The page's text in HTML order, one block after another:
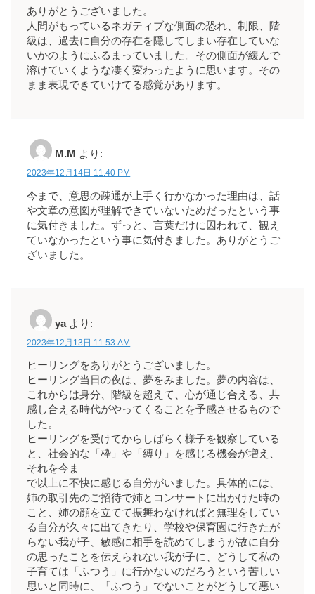
ありがとうございました。
人間がもっているネガティブな側面の恐れ、制限、階
級は、過去に自分の存在を隠してしまい存在していな
いかのようにふるまっていました。その側面が緩んで
溶けていくような凄く変わったように思います。その
まま表現できていけてる感覚があります。
M.M より:
2023年12月14日 11:40 PM
今まで、意思の疎通が上手く行かなかった理由は、話
や文章の意図が理解できていないためだったという事
に気付きました。ずっと、言葉だけに囚われて、観え
ていなかったという事に気付きました。ありがとうご
ざいました。
ya より:
2023年12月13日 11:53 AM
ヒーリングをありがとうございました。
ヒーリング当日の夜は、夢をみました。夢の内容は、
これからは身分、階級を超えて、心が通じ合える、共
感し合える時代がやってくることを予感させるもので
した。
ヒーリングを受けてからしばらく様子を観察している
と、社会的な「枠」や「縛り」を感じる機会が増え、
それを今ま
で以上に不快に感じる自分がいました。具体的には、
姉の取引先のご招待で姉とコンサートに出かけた時の
こと、姉の顔を立てて振舞わなければと無理をしてい
る自分が久々に出てきたり、学校や保育園に行きたが
らない我が子、敏感に相手を読めてしまうが故に自分
の思ったことを伝えられない我が子に、どうして私の
子育ては「ふつう」に行かないのだろうという苦しい
思いと同時に、「ふつう」でないことがどうして悪い